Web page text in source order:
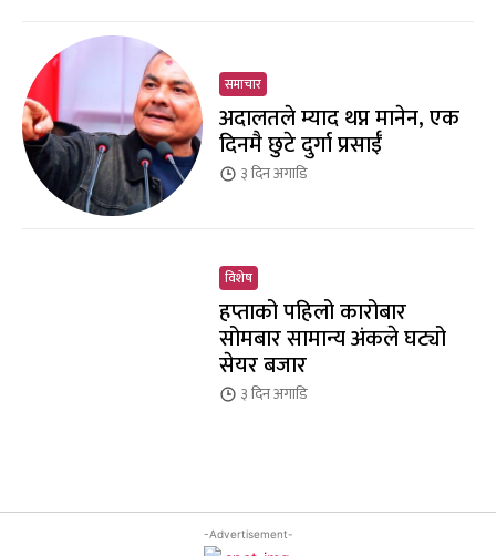
समाचार
अदालतले म्याद थप्न मानेन, एक
दिनमै छुटे दुर्गा प्रसाईँ
३ दिनअगाडि
विशेष
हप्ताको पहिलो कारोबार
सोमबार सामान्य अंकले घट्यो
सेयर बजार
३ दिनअगाडि
-Advertisement-